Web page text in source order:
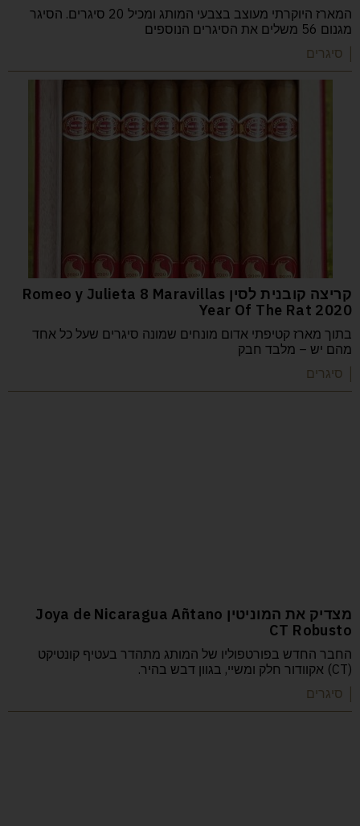
המארז היוקרתי מעוצב בצבעי המותג ומכיל 20 סיגרים. הסיגר
מגנום 56 משלים את הסיגרים הנוספים
| סיגרים
קריצה קובנית לסין Romeo y Julieta 8 Maravillas
Year Of The Rat 2020
בתוך מארז קטיפתי אדום מונחים שמונה סיגרים שעל כל אחד
מהם יש – מלבד חבק
| סיגרים
מצדיק את המוניטין Joya de Nicaragua Añtano
CT Robusto
החבר החדש בפורטפוליו של המותג מתהדר בעטיף קונטיקט
(CT) אקוודור חלק ומשיי, בגוון דבש בהיר.
| סיגרים